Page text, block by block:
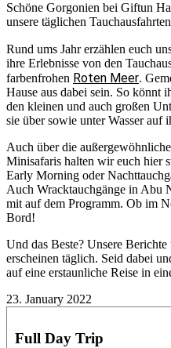
Schöne Gorgonien bei Giftun
unsere täglichen
Rund ums Jahr erzählen euch
ihre Erlebnisse von den
farbenfrohen Roten Meer.
Hause aus dabei sein. So könnt
den kleinen und auch großen
sie über sowie unter Wasser auf
Auch über die
Minisafaris halten wir euch hier
Early Morning oder
Auch Wracktauchgänge in Abu
mit auf dem Programm. Ob im
Bord!
Und das Beste? Unsere
erscheinen täglich. Seid dabei
auf eine erstaunliche Reise in
23. January 2022
Full Day Trip